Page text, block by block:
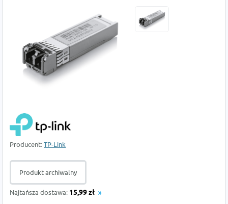
Producent:TP-Link
Produkt archiwalny
Najtańsza dostawa: 15,99 zł